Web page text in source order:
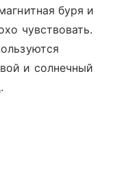
буря и
чувствовать.
и солнечный